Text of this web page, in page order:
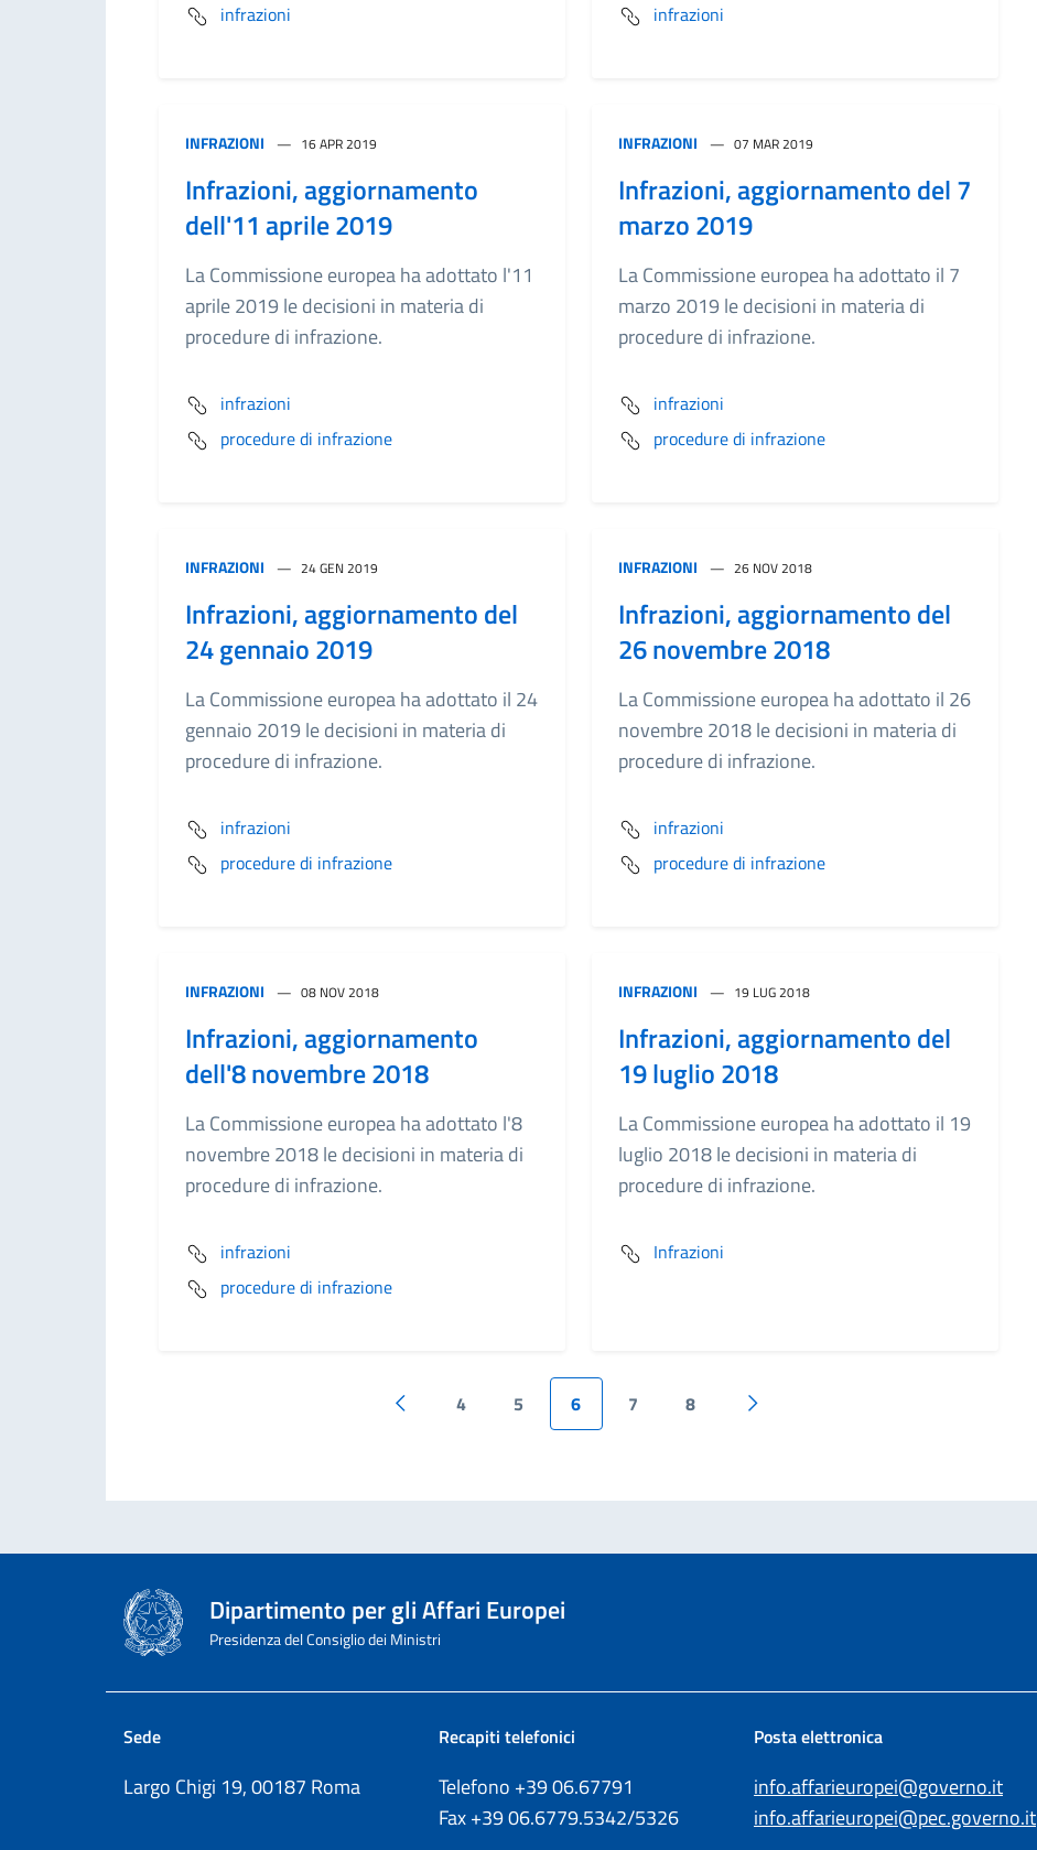
infrazioni
infrazioni
INFRAZIONI 16 APR 2019
Infrazioni, aggiornamento
dell'11 aprile 2019
La Commissione europea ha adottato l'11
aprile 2019 le decisioni in materia di
procedure di infrazione.
infrazioni
procedure di infrazione
INFRAZIONI 07 MAR 2019
Infrazioni, aggiornamento del 7
marzo 2019
La Commissione europea ha adottato il 7
marzo 2019 le decisioni in materia di
procedure di infrazione.
infrazioni
procedure di infrazione
INFRAZIONI 24 GEN 2019
Infrazioni, aggiornamento del
24 gennaio 2019
La Commissione europea ha adottato il 24
gennaio 2019 le decisioni in materia di
procedure di infrazione.
infrazioni
procedure di infrazione
INFRAZIONI 26 NOV 2018
Infrazioni, aggiornamento del
26 novembre 2018
La Commissione europea ha adottato il 26
novembre 2018 le decisioni in materia di
procedure di infrazione.
infrazioni
procedure di infrazione
INFRAZIONI 08 NOV 2018
Infrazioni, aggiornamento
dell'8 novembre 2018
La Commissione europea ha adottato l'8
novembre 2018 le decisioni in materia di
procedure di infrazione.
infrazioni
procedure di infrazione
INFRAZIONI 19 LUG 2018
Infrazioni, aggiornamento del
19 luglio 2018
La Commissione europea ha adottato il 19
luglio 2018 le decisioni in materia di
procedure di infrazione.
Infrazioni
Pagina precedente
4 5 6 7 8
Pagina successiva
Dipartimento per gli Affari Europei
Presidenza del Consiglio dei Ministri
Sede
Largo Chigi 19, 00187 Roma
Recapiti telefonici
Telefono +3906.67791
Fax+3906.6779.5342/5326
Posta elettronica
info.affarieuropei@governo.it
info.affarieuropei@pec.governo.it